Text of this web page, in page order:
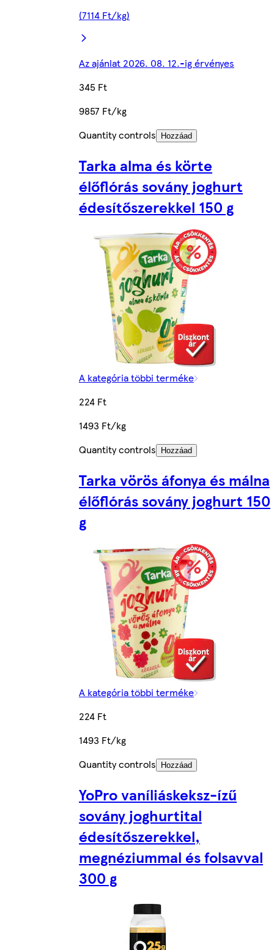
(7114 Ft/kg)
Az ajánlat 2026. 08. 12.-ig érvényes
345 Ft
9857 Ft/kg
Quantity controls
Hozzáad
Tarka alma és körte
élőflórás sovány joghurt
édesítőszerekkel 150 g
A kategória többi terméke
224 Ft
1493 Ft/kg
Quantity controls
Hozzáad
Tarka vörös áfonya és málna
élőflórás sovány joghurt 150
g
A kategória többi terméke
224 Ft
1493 Ft/kg
Quantity controls
Hozzáad
YoPro vaníliáskeksz-ízű
sovány joghurtital
édesítőszerekkel,
megnéziummal és folsavval
300 g